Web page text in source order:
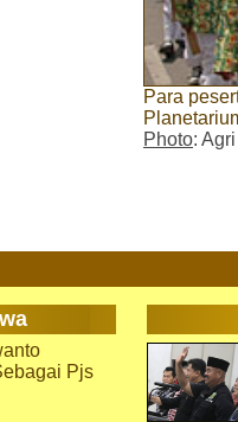
Para
Photo: Agri
Pjs